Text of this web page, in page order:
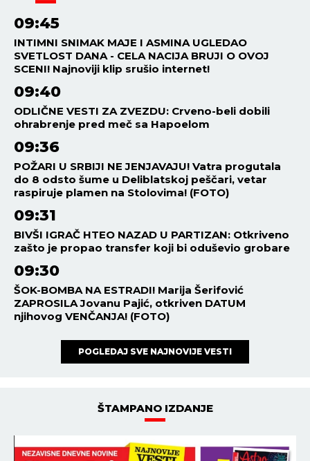
09:45
INTIMNI SNIMAK MAJE I ASMINA UGLEDAO
SVETLOST DANA - CELA NACIJA BRUJI O OVOJ
SCENI! Najnoviji klip srušio internet!
09:40
ODLIČNE VESTI ZA ZVEZDU: Crveno-beli dobili
ohrabrenje pred meč sa Hapoelom
09:36
POŽARI U SRBIJI NE JENJAVAJU! Vatra progutala
do 8 odsto šume u Deliblatskoj peščari, vetar
raspiruje plamen na Stolovima! (FOTO)
09:31
BIVŠI IGRAČ HTEO NAZAD U PARTIZAN: Otkriveno
zašto je propao transfer koji bi oduševio grobare
09:30
ŠOK-BOMBA NA ESTRADI! Marija Šerifović
ZAPROSILA Jovanu Pajić, otkriven DATUM
njihovog VENČANJA! (FOTO)
POGLEDAJ SVE NAJNOVIJE VESTI
ŠTAMPANO IZDANJE